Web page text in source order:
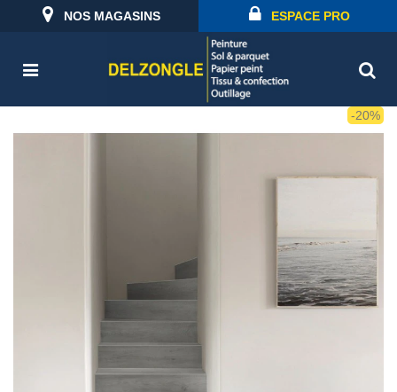
NOS MAGASINS ESPACE PRO
-20%